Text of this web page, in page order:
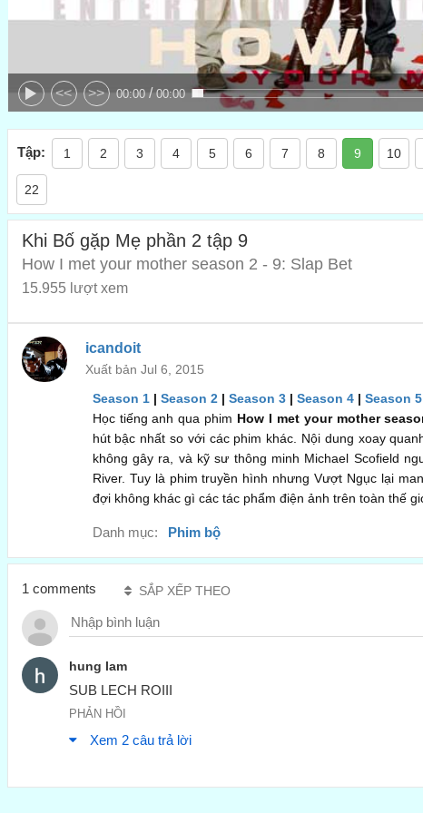
<< >> 00:00 / 00:00
Tập: 1 2 3 4 5 6 7 8 9 10
22
Khi Bố gặp Mẹ phần 2 tập 9
How I met your mother season 2 - 9: Slap Bet
15.955 lượt xem
icandoit
Xuất bản Jul 6, 2015
Season 1| Season 2| Season 3| Season 4| Season 5
Học tiếng anh qua phim How I met your mother
hút bậc nhất so với các phim khác. Nội dung xoay
không gây ra, và kỹ sư thông minh Michael Scofield
River. Tuy là phim truyền hình nhưng Vượt Ngục lại
đợi không khác gì các tác phẩm điện ảnh trên toàn thế
Danh mục: Phim bộ
1 comments SẮP XẾP THEO
hung lam
SUB LECH ROIII
PHẢN HỒI
Xem 2 câu trả lời